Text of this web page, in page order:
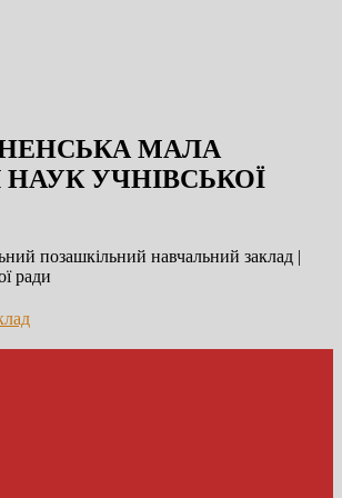
МАЛА
УЧНІВСЬКОЇ
позашкільний навчальний заклад |
ради